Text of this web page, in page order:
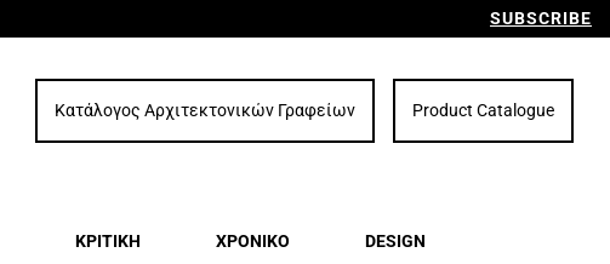
SUBSCRIBE
Κατάλογος Αρχιτεκτονικών Γραφείων Product Catalogue
ΚΡΙΤΙΚΗ ΧΡΟΝΙΚΟ DESIGN